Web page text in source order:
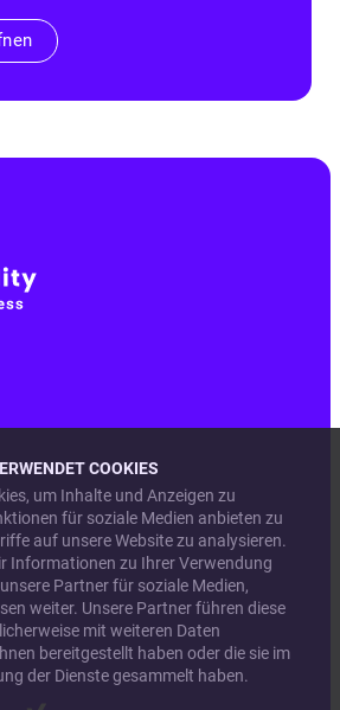
COOKIES
um Inhalte und Anzeigen zu
für soziale Medien anbieten zu
auf unsere Website zu analysieren.
Informationen zu Ihrer Verwendung
Partner für soziale Medien,
weiter. Unsere Partner führen diese
mit weiteren Daten
bereitgestellt haben oder die sie im
der Dienste gesammelt haben.